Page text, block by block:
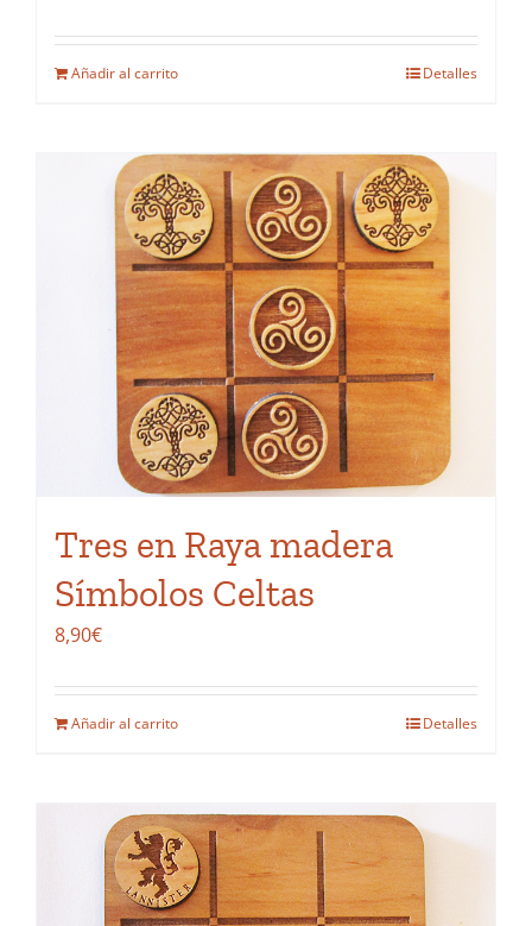
Añadir al carrito Detalles
Tres en Raya madera
Símbolos Celtas
8,90€
Añadir al carrito Detalles